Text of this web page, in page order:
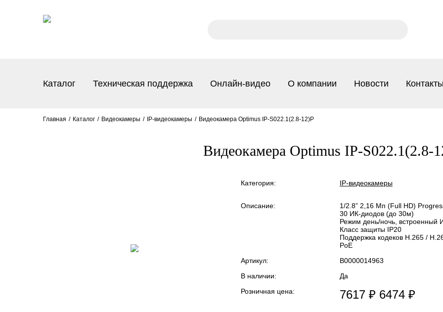
Каталог Техническая поддержка Онлайн-видео О компании Новости Контакты
Главная Каталог Видеокамеры IP-видеокамеры Видеокамера Optimus IP-S022.1(2.8-12)P
Видеокамера Optimus IP-S022.1(2.8-
Категория: IP-видеокамеры
Описание:
1/2.8” 2,16 Мп (Full HD)
30 ИК-диодов (до 30м)
Режим день/ночь, встроенный
Класс защиты IP20
Поддержка кодеков H.265 /
PoE
Артикул:
В0000014963
В наличии:
Да
Розничная цена:
7617 ₽ 6474 ₽